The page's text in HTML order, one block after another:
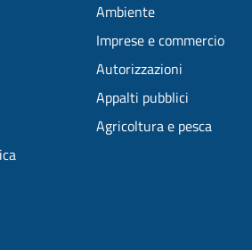
Ambiente
Imprese e commercio
Autorizzazioni
Appalti pubblici
Agricoltura e pesca